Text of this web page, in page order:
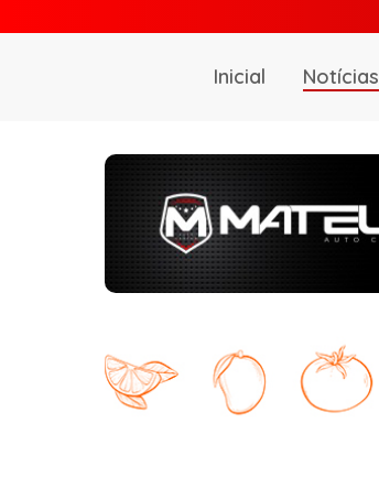
Inicial Notícias